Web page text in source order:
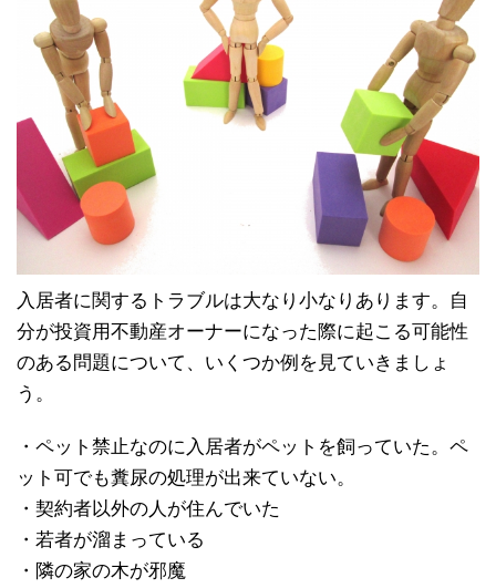
入居者に関するトラブルは大なり小なりあります。自
分が投資用不動産オーナーになった際に起こる可能性
のある問題について、いくつか例を見ていきましょ
う。
・ペット禁止なのに入居者がペットを飼っていた。ペ
ット可でも糞尿の処理が出来ていない。
・契約者以外の人が住んでいた
・若者が溜まっている
・隣の家の木が邪魔